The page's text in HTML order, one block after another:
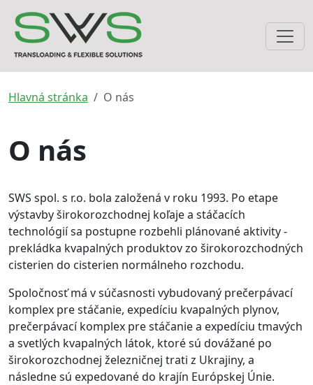
Hlavná stránka O nás
O nás
SWS spol. s r.o. bola založená v roku 1993. Po etape
výstavby širokorozchodnej koľaje a stáčacích
technológií sa postupne rozbehli plánované aktivity -
prekládka kvapalných produktov zo širokorozchodných
cisterien do cisterien normálneho rozchodu.
Spoločnosť má v súčasnosti vybudovaný prečerpávací
komplex pre stáčanie, expedíciu kvapalných plynov,
prečerpávací komplex pre stáčanie a expedíciu tmavých
a svetlých kvapalných látok, ktoré sú dovážané po
širokorozchodnej železničnej trati z Ukrajiny, a
následne sú expedované do krajín Európskej Únie.